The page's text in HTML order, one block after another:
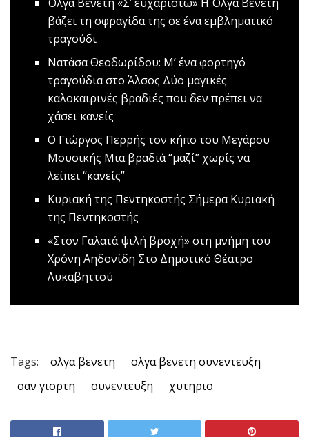
βάζει τη σφραγίδα της σε ένα εμβληματικό
τραγούδι
Νατάσα Θεοδωρίδου: Μ’ ένα φορτηγό
τραγούδια στο Άλσος Δύο μαγικές
καλοκαιρινές βραδιές που δεν πρέπει να
χάσει κανείς
O Γιώργος Περρής τον κήπο του Μεγάρου
Μουσικής Μια βραδιά “μαζί” χωρίς να
λείπει “κανείς”
Κυριακή της Πεντηκοστής Σήμερα Κυριακή
της Πεντηκοστής
«Στον Γαλατά ψιλή βροχή» στη μνήμη του
Χρόνη Αηδονίδη Στο Δημοτικό Θέατρο
Λυκαβηττού
Tags: ολγα βενετη
ολγα βενετη συνεντευξη
σαν γιορτη
συνεντευξη χυτηριο